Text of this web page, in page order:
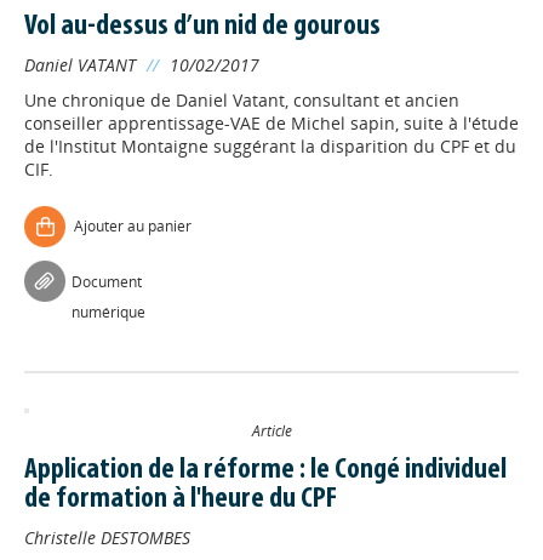
Vol au-dessus d’un nid de gourous
Daniel VATANT // 10/02/2017
Une chronique de Daniel Vatant, consultant et ancien
conseiller apprentissage-VAE de Michel sapin, suite à l'étude
de l'Institut Montaigne suggérant la disparition du CPF et du
CIF.
Ajouter au panier
Document
numérique
Article
Application de la réforme : le Congé individuel
de formation à l'heure du CPF
Christelle DESTOMBES